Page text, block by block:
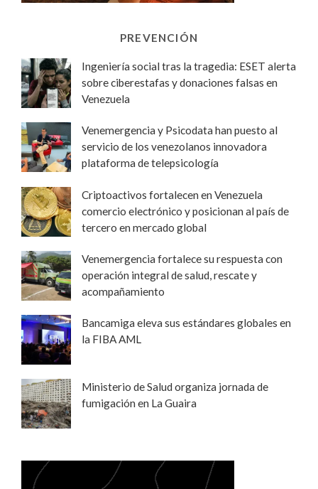
PREVENCIÓN
Ingeniería social tras la tragedia: ESET alerta
sobre ciberestafas y donaciones falsas en
Venezuela
Venemergencia y Psicodata han puesto al
servicio de los venezolanos innovadora
plataforma de telepsicología
Criptoactivos fortalecen en Venezuela
comercio electrónico y posicionan al país de
tercero en mercado global
Venemergencia fortalece su respuesta con
operación integral de salud, rescate y
acompañamiento
Bancamiga eleva sus estándares globales en
la FIBA AML
Ministerio de Salud organiza jornada de
fumigación en La Guaira